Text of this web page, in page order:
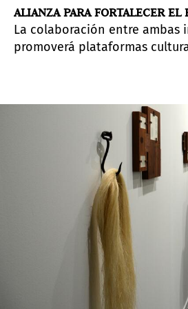
ALIANZA PARA FORTALECER EL
ARTE LATINOAMERICANO
La colaboración entre ambas
promoverá plataformas